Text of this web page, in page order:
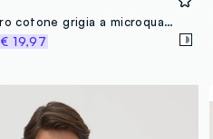
Camicia in puro cotone grigia a microquadri easy iron regular fit
€ 19,97